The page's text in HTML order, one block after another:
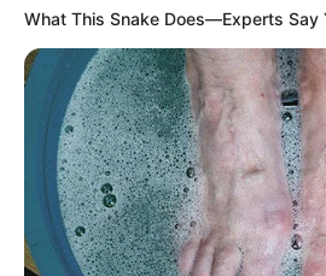
Taylor Lynn
Agora você vai fazer 1
trabalho de forma que
do bojo. Faça pontos
uniformemente possível
bojo;
What This Snake Does—Experts Say